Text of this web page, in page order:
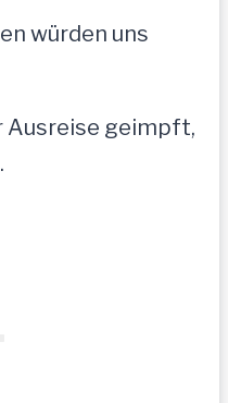
würden uns
Ausreise geimpft,